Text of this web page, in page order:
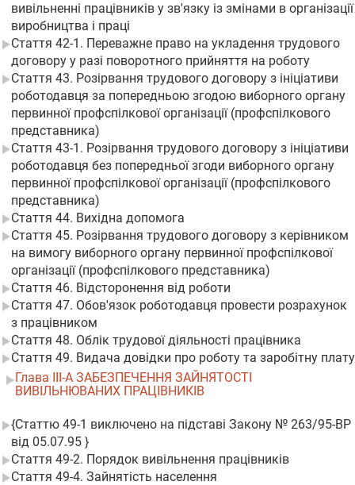
вивільненні працівників у зв'язку із змінами в організації
виробництва і праці
Стаття 42-1. Переважне право на укладення трудового
договору у разі поворотного прийняття на роботу
Стаття 43. Розірвання трудового договору з ініціативи
роботодавця за попередньою згодою виборного органу
первинної профспілкової організації (профспілкового
представника)
Стаття 43-1. Розірвання трудового договору з ініціативи
роботодавця без попередньої згоди виборного органу
первинної профспілкової організації (профспілкового
представника)
Стаття 44. Вихідна допомога
Стаття 45. Розірвання трудового договору з керівником
на вимогу виборного органу первинної профспілкової
організації (профспілкового представника)
Стаття 46. Відсторонення від роботи
Стаття 47. Обов'язок роботодавця провести розрахунок
з працівником
Стаття 48. Облік трудової діяльності працівника
Стаття 49. Видача довідки про роботу та заробітну плату
Глава III-А ЗАБЕЗПЕЧЕННЯ ЗАЙНЯТОСТІ
ВИВІЛЬНЮВАНИХ ПРАЦІВНИКІВ
{Статтю 49-1 виключено на підставі Закону № 263/95-ВР
від 05.07.95 }
Стаття 49-2. Порядок вивільнення працівників
Стаття 49-4. Зайнятість населення